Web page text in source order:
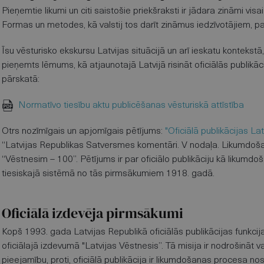
Pieņemtie likumi un citi saistošie priekšraksti ir jādara zināmi
Formas un metodes, kā valstij tos darīt zināmus iedzīvotājiem,
Īsu vēsturisko ekskursu Latvijas situācijā un arī ieskatu
pieņemts lēmums, kā atjaunotajā Latvijā risināt oficiālās
pārskatā:
Normatīvo tiesību aktu publicēšanas vēsturiskā attīstība
Otrs nozīmīgais un apjomīgais pētījums: "Oficiālā publikācijas
“Latvijas Republikas Satversmes komentāri. V nodaļa.
“Vēstnesim – 100”. Pētījums ir par oficiālo publikāciju kā
tiesiskajā sistēmā no tās pirmsākumiem 1918. gadā.
Oficiālā izdevēja pirmsākumi
Kopš 1993. gada Latvijas Republikā oficiālās publikācijas
oficiālajā izdevumā "Latvijas Vēstnesis”. Tā misija ir nodrošināt
pieejamību, proti, oficiālā publikācija ir likumdošanas procesa